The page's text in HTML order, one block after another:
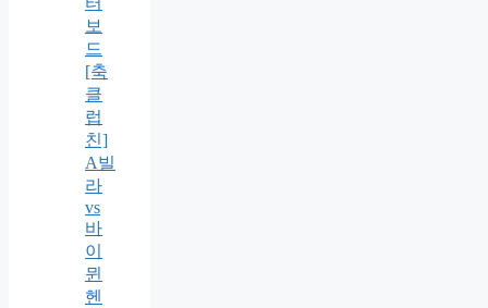
보
드
[축
클
럽
친]
A빌
라
vs
바
이
뮌
헨